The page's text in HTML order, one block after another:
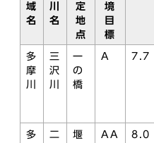
域
名
川
名
定
地
点
境
目
標
多
摩
川
三
沢
川
一
の
橋
A 7.7
多
二
堰
AA 8.0